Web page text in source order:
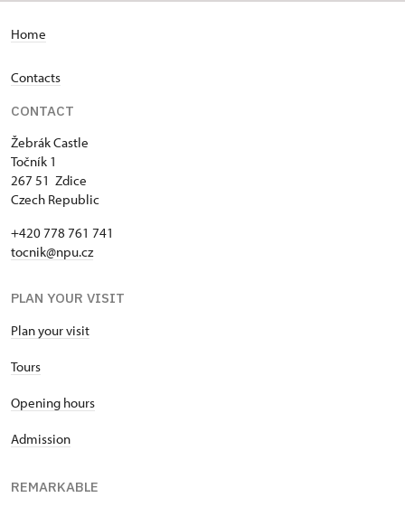
Home
Contacts
CONTACT
Žebrák Castle
Točník 1
267 51 Zdice
Czech Republic
+420 778 761 741
tocnik@npu.cz
PLAN YOUR VISIT
Plan your visit
Tours
Opening hours
Admission
REMARKABLE